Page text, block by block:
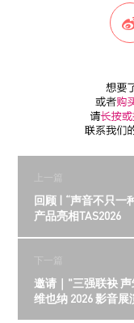
上一篇
回顾 | “声音不只一
产品亮相TAS2026
下一篇
邀请｜"三强联袂
维也纳 2026 影音